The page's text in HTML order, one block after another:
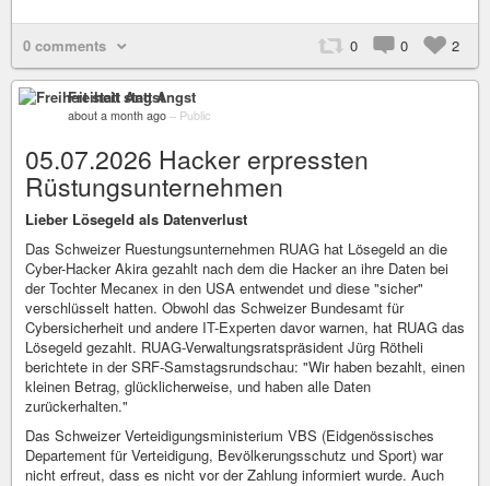
0 comments 0 0 2
Freiheit statt Angst
about a month ago – Public
05.07.2026 Hacker erpressten
Rüstungsunternehmen
Lieber Lösegeld als Datenverlust
Das Schweizer Ruestungsunternehmen RUAG hat Lösegeld an die
Cyber-Hacker Akira gezahlt nach dem die Hacker an ihre Daten bei
der Tochter Mecanex in den USA entwendet und diese "sicher"
verschlüsselt hatten. Obwohl das Schweizer Bundesamt für
Cybersicherheit und andere IT-Experten davor warnen, hat RUAG das
Lösegeld gezahlt. RUAG-Verwaltungsratspräsident Jürg Rötheli
berichtete in der SRF-Samstagsrundschau: "Wir haben bezahlt, einen
kleinen Betrag, glücklicherweise, und haben alle Daten
zurückerhalten."
Das Schweizer Verteidigungsministerium VBS (Eidgenössisches
Departement für Verteidigung, Bevölkerungsschutz und Sport) war
nicht erfreut, dass es nicht vor der Zahlung informiert wurde. Auch